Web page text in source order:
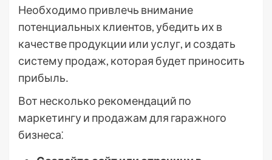
Необходимо привлечь внимание
потенциальных клиентов, убедить их в
качестве продукции или услуг, и создать
систему продаж, которая будет приносить
прибыль․
Вот несколько рекомендаций по
маркетингу и продажам для гаражного
бизнеса⁚